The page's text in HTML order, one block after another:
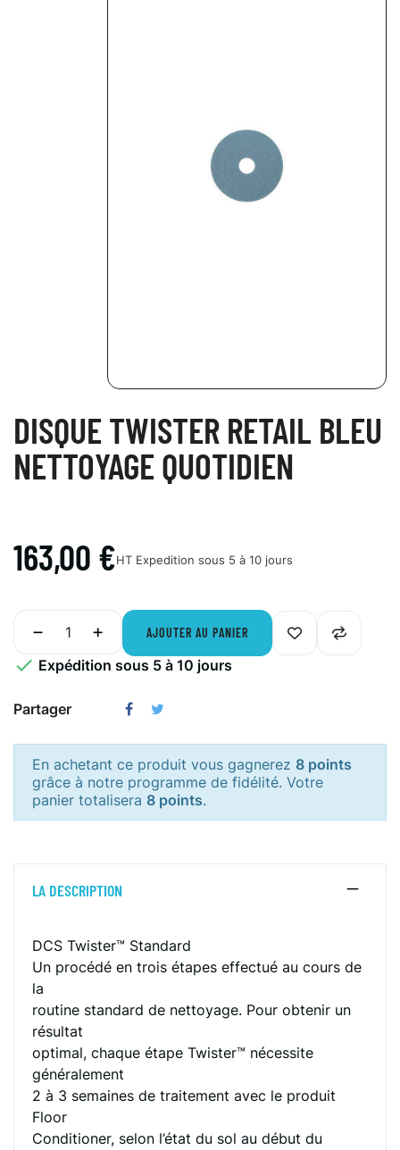
DISQUE TWISTER RETAIL BLEU
NETTOYAGE QUOTIDIEN
163,00 €HT Expedition sous 5 à 10 jours
AJOUTER AU PANIER
 Expédition sous 5 à 10 jours
Partager
En achetant ce produit vous gagnerez 8 points
grâce à notre programme de fidélité. Votre
panier totalisera 8 points.
LA DESCRIPTION
DCS Twister™ Standard
Un procédé en trois étapes effectué au cours de
la
routine standard de nettoyage. Pour obtenir un
résultat
optimal, chaque étape Twister™ nécessite
généralement
2 à 3 semaines de traitement avec le produit
Floor
Conditioner, selon l’état du sol au début du